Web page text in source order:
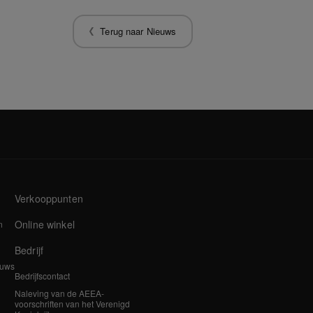
Terug naar Nieuws
Verkooppunten
Online winkel
Bedrijf
Bedrijfscontact
Naleving van de AEEA-
voorschriften van het Verenigd